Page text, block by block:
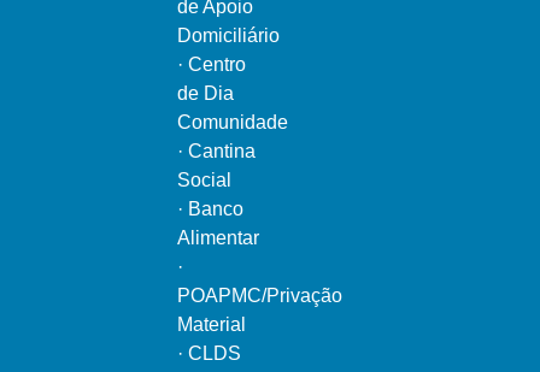
de Apoio
Domiciliário
· Centro
de Dia
Comunidade
· Cantina
Social
· Banco
Alimentar
·
POAPMC/Privação
Material
· CLDS